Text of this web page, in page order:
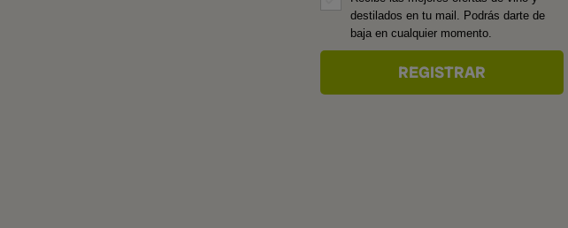
destilados en tu mail. Podrás darte de
baja en cualquier momento.